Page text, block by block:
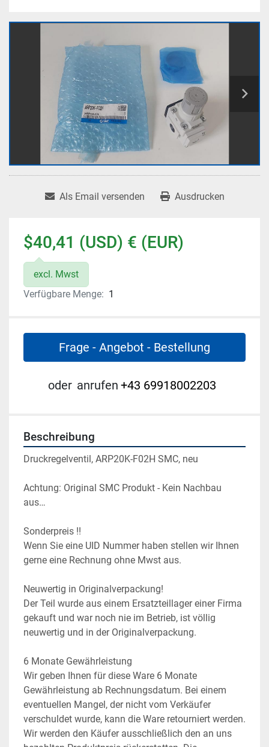
Als Email versenden Ausdrucken
$40,41 (USD) € (EUR)
excl. Mwst
Verfügbare Menge: 1
Frage - Angebot - Bestellung
oder anrufen +43 69918002203
Beschreibung
Druckregelventil, ARP20K-F02H SMC, neu
Achtung: Original SMC Produkt - Kein Nachbau
aus…
Sonderpreis !!
Wenn Sie eine UID Nummer haben stellen wir Ihnen
gerne eine Rechnung ohne Mwst aus.
Neuwertig in Originalverpackung!
Der Teil wurde aus einem Ersatzteillager einer Firma
gekauft und war noch nie im Betrieb, ist völlig
neuwertig und in der Originalverpackung.
6 Monate Gewährleistung
Wir geben Ihnen für diese Ware 6 Monate
Gewährleistung ab Rechnungsdatum. Bei einem
eventuellen Mangel, der nicht vom Verkäufer
verschuldet wurde, kann die Ware retourniert werden.
Wir werden den Käufer ausschließlich den an uns